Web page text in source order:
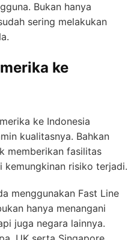
Bukan hanya
sering melakukan
ke
ke Indonesia
kualitasnya. Bahkan
memberikan fasilitas
kemungkinan risiko terjadi.
menggunakan Fast Line
hanya menangani
juga negara lainnya.